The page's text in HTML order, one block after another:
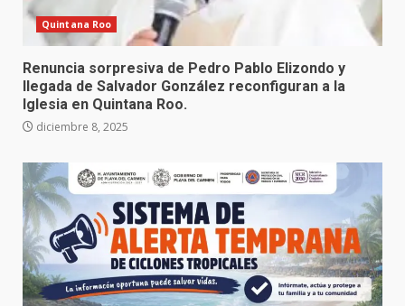
Quintana Roo
Renuncia sorpresiva de Pedro Pablo Elizondo y
llegada de Salvador González reconfiguran a la
Iglesia en Quintana Roo.
diciembre 8, 2025